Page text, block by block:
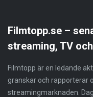
Filmtopp.se –
streaming, TV
Filmtopp är en ledande
granskar och rapporterar
streamingmarknaden.